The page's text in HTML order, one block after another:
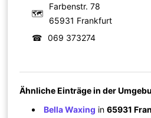
🗺
Farbenstr. 78
65931 Frankfurt
☎
069 373274
Ähnliche Einträge in der
Bella Waxing in65931